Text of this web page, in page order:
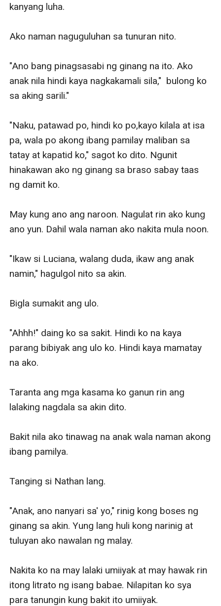
kanyang luha.
Ako naman naguguluhan sa tunuran nito.
"Ano bang pinagsasabi ng ginang na ito. Ako
anak nila hindi kaya nagkakamali sila,"  bulong ko
sa aking sarili."
"Naku, patawad po, hindi ko po,kayo kilala at isa
pa, wala po akong ibang pamilay maliban sa
tatay at kapatid ko," sagot ko dito. Ngunit
hinakawan ako ng ginang sa braso sabay taas
ng damit ko.
May kung ano ang naroon. Nagulat rin ako kung
ano yun. Dahil wala naman ako nakita mula noon.
"Ikaw si Luciana, walang duda, ikaw ang anak
namin," hagulgol nito sa akin.
Bigla sumakit ang ulo.
"Ahhh!" daing ko sa sakit. Hindi ko na kaya
parang bibiyak ang ulo ko. Hindi kaya mamatay
na ako.
Taranta ang mga kasama ko ganun rin ang
lalaking nagdala sa akin dito.
Bakit nila ako tinawag na anak wala naman akong
ibang pamilya.
Tanging si Nathan lang.
"Anak, ano nanyari sa' yo," rinig kong boses ng
ginang sa akin. Yung lang huli kong narinig at
tuluyan ako nawalan ng malay.
Nakita ko na may lalaki umiiyak at may hawak rin
itong litrato ng isang babae. Nilapitan ko sya
para tanungin kung bakit ito umiiyak.